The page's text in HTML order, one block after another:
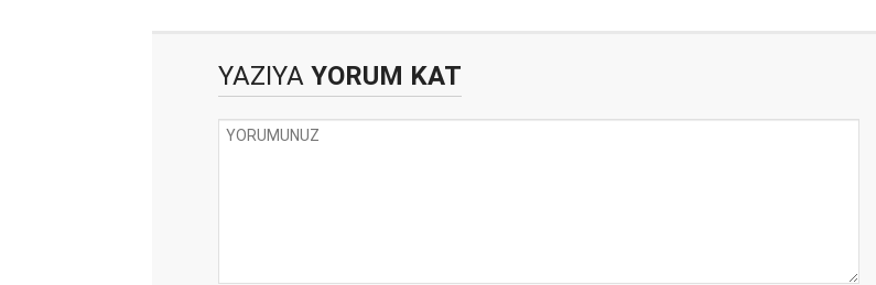
YAZIYA YORUM KAT